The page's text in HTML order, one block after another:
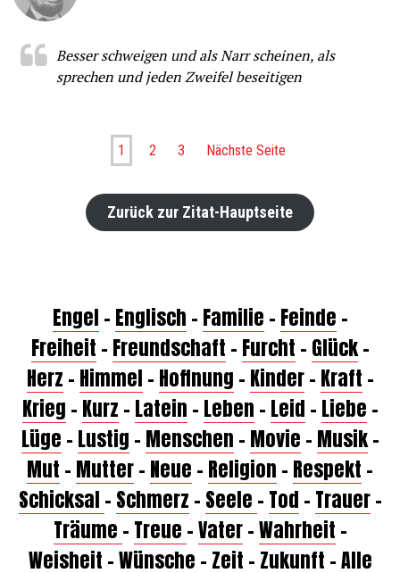
Besser schweigen und als Narr scheinen, als
sprechen und jeden Zweifel beseitigen
1 2 3 Nächste Seite
Zurück zur Zitat-Hauptseite
Engel – Englisch – Familie – Feinde –
Freiheit – Freundschaft – Furcht – Glück–
Herz – Himmel – Hoffnung – Kinder– Kraft –
Krieg – Kurz – Latein – Leben – Leid – Liebe –
Lüge – Lustig – Menschen – Movie – Musik–
Mut – Mutter– Neue – Religion – Respekt –
Schicksal – Schmerz – Seele – Tod – Trauer–
Träume – Treue –Vater–Wahrheit –
Weisheit –Wünsche – Zeit – Zukunft –Alle